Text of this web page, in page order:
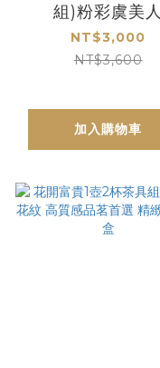
組)粉彩虞美人
NT$3,000
NT$3,600
加入購物車